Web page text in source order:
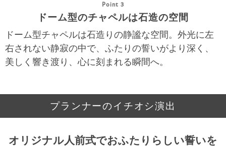
Point 3
ドーム型のチャペルは石造の空間
ドーム型チャペルは石造りの静謐な空間。外光に左
右されない静寂の中で、ふたりの誓いがより深く、
美しく響き渡り、心に刻まれる瞬間へ。
プランナーのイチオシ演出
オリジナル人前式でおふたりらしい誓いを